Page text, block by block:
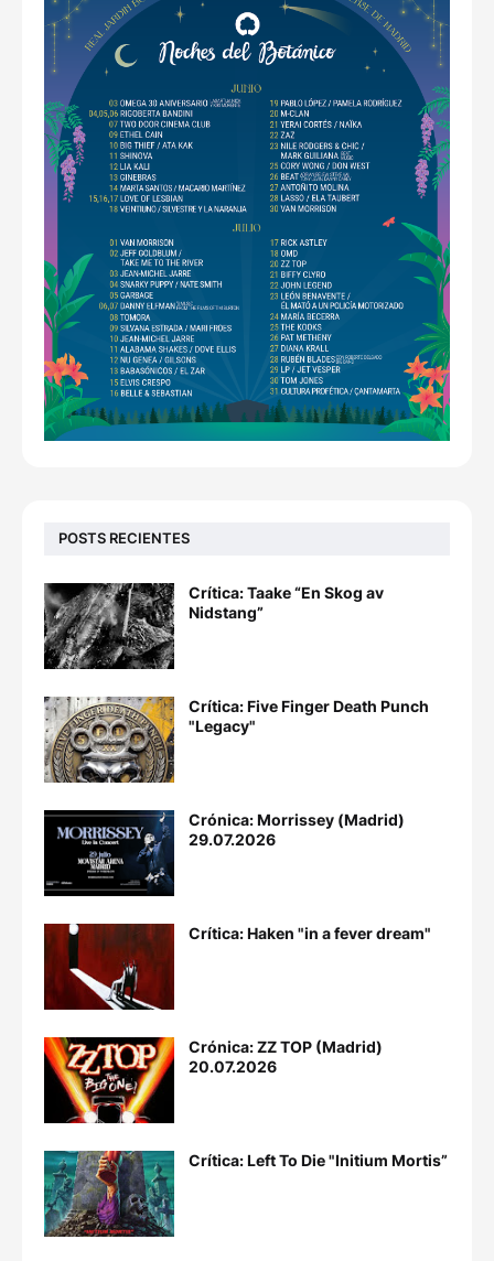
POSTS RECIENTES
Crítica: Taake “En Skog av
Nidstang”
Crítica: Five Finger Death Punch
"Legacy"
Crónica: Morrissey (Madrid)
29.07.2026
Crítica: Haken "in a fever dream"
Crónica: ZZ TOP (Madrid)
20.07.2026
Crítica: Left To Die "Initium Mortis”